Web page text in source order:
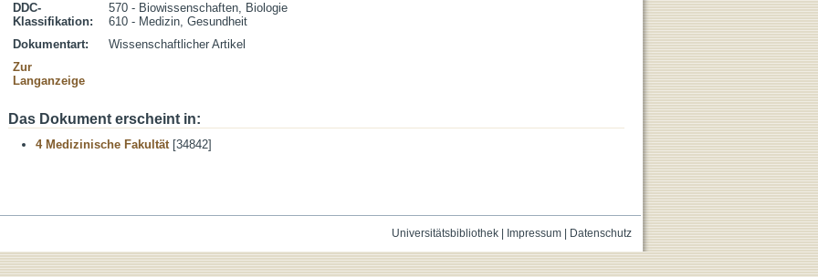
DDC-
Klassifikation:
570 - Biowissenschaften, Biologie
610 - Medizin, Gesundheit
Dokumentart:
Wissenschaftlicher Artikel
Zur
Langanzeige
Das Dokument erscheint in:
4 Medizinische Fakultät[34842]
Universitätsbibliothek| Impressum| Datenschutz